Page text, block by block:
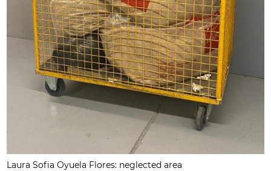
Laura Sofia Oyuela Flores: neglected area